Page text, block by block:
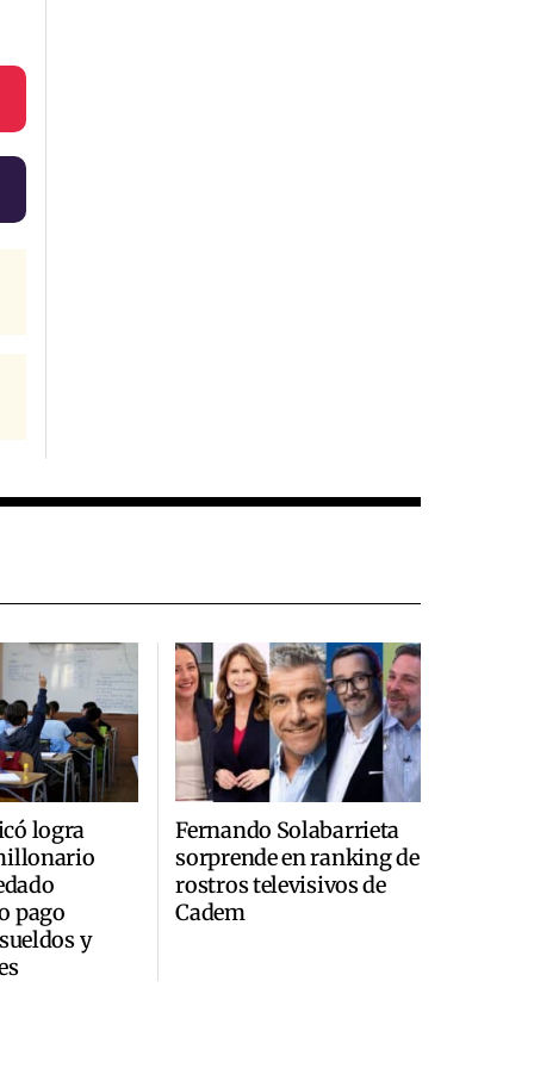
logra
pago
y
Fernando Solabarrieta
sorprende en ranking de
rostros televisivos de
Cadem